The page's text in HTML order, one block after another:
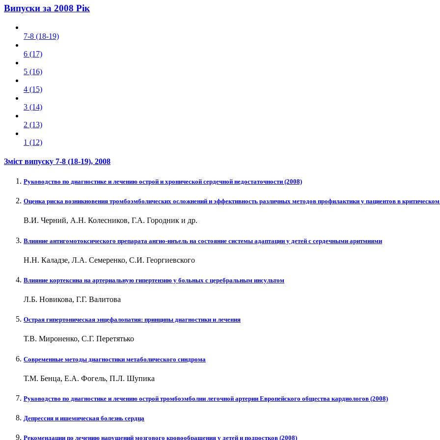
Випуски за 2008 Рік
7-8 (18-19)
6 (17)
5 (16)
4 (15)
3 (14)
2 (13)
1 (12)
Зміст випуску 7-8 (18-19), 2008
Руководство по диагностике и лечению острой и хронической сердечной недостаточности (2008)
Оценка риска возникновения тромбоэмболических осложнений и эффективность различных методов профилактики у пациентов в
В.И. Черний, А.Н. Колесников, Г.А. Городник и др.
Влияние антигомотоксического препарата ангио-инъель на состояние системы адаптации у детей с сердечными аритмиями
Н.Н. Каладзе, Л.А. Семеренко, С.И. Георгиевского
Влияние кортексина на артериальную гипертензию у больных с церебральным инсультом
Л.Б. Новикова, Г.Г. Валитова
Острая гипертоническая энцефалопатия: принципы диагностики и лечения
Т.В. Мироненко, С.Г. Перетятько
Современные методы диагностики метаболического синдрома
Т.М. Бенца, Е.А. Фогель, П.Л. Шупика
Руководство по диагностике и лечению острой тромбоэмболии легочной артерии Европейского общества кардиологов (2008)
Депрессия и ишемическая болезнь сердца
Рекомендации по лечению нарушений мозгового кровообращения у детей и подростков (2008)